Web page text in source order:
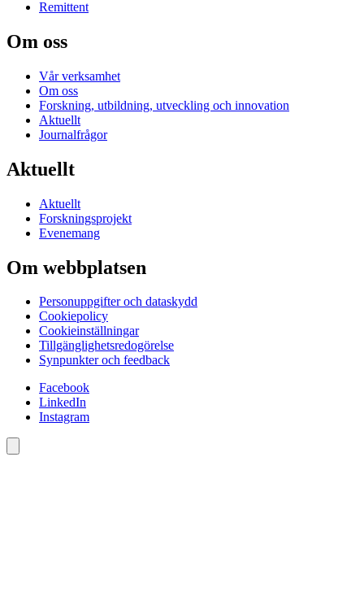
Remittent
Om oss
Vår verksamhet
Om oss
Forskning, utbildning, utveckling och innovation
Aktuellt
Journalfrågor
Aktuellt
Aktuellt
Forskningsprojekt
Evenemang
Om webbplatsen
Personuppgifter och dataskydd
Cookiepolicy
Cookieinställningar
Tillgänglighetsredogörelse
Synpunkter och feedback
Facebook
LinkedIn
Instagram